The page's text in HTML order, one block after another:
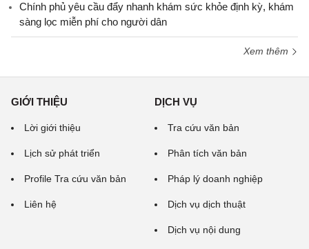
Chính phủ yêu cầu đẩy nhanh khám sức khỏe định kỳ, khám
sàng lọc miễn phí cho người dân
Xem thêm
GIỚI THIỆU
Lời giới thiệu
Lịch sử phát triển
Profile Tra cứu văn bản
Liên hệ
DỊCH VỤ
Tra cứu văn bản
Phân tích văn bản
Pháp lý doanh nghiệp
Dịch vụ dịch thuật
Dịch vụ nội dung